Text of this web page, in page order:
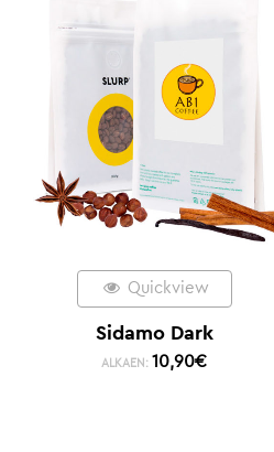
Quickview
Sidamo Dark
ALKAEN: 10,90€